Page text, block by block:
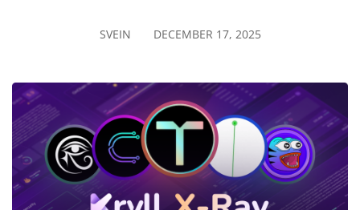
SVEIN DECEMBER 17, 2025